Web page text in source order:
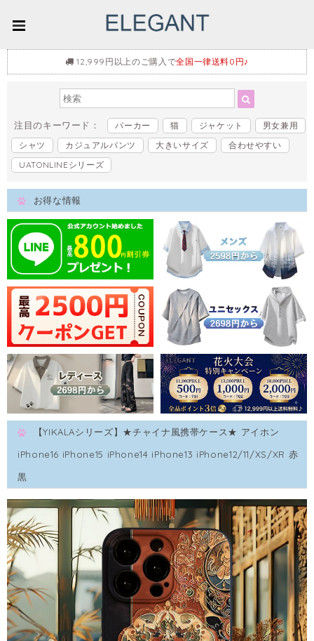
12,999円以上のご購入で全国一律送料0円♪
注目のキーワード： パーカー 猫 ジャケット
男女兼用
シャツ
カジュアルパンツ 大きいサイズ
合わせやすい
UATONLINEシリーズ
お得な情報
【YIKALAシリーズ】★チャイナ風携帯ケース★ アイホン
iPhone16 iPhone15 iPhone14 iPhone13 iPhone12/11/XS/XR 赤
黒